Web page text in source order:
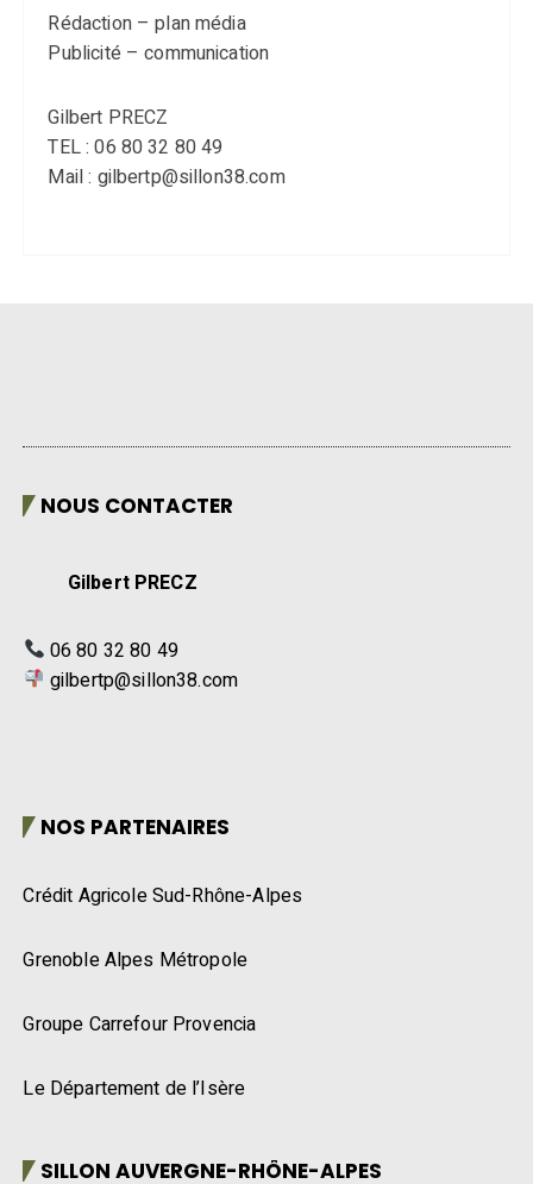
Rédaction – plan média
Publicité – communication
Gilbert PRECZ
TEL : 06 80 32 80 49
Mail : gilbertp@sillon38.com
NOUS CONTACTER
Gilbert PRECZ
06 80 32 80 49
gilbertp@sillon38.com
NOS PARTENAIRES
Crédit Agricole Sud-Rhône-Alpes
Grenoble Alpes Métropole
Groupe Carrefour Provencia
Le Département de l’Isère
SILLON AUVERGNE-RHÔNE-ALPES